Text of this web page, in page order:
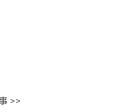
>>